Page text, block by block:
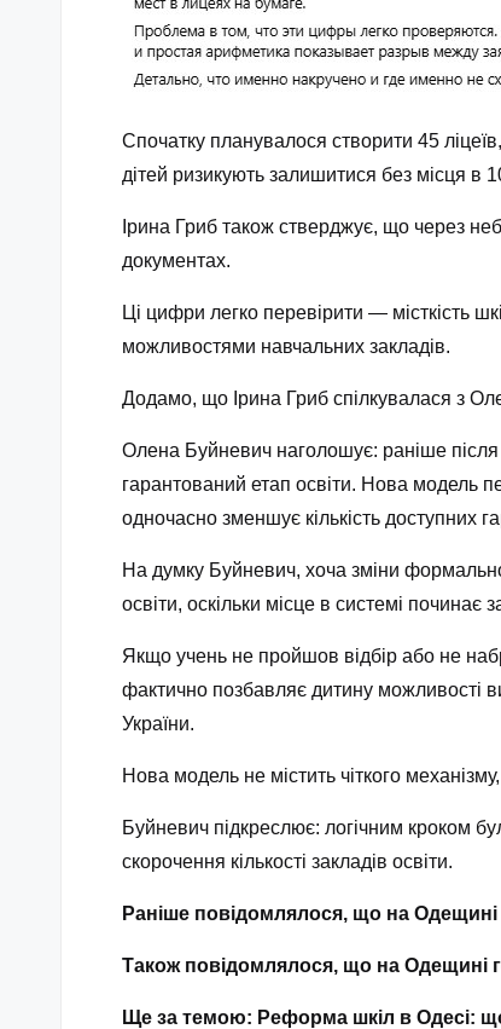
Спочатку планувалося створити 45
дітей ризикують залишитися без місця в
Ірина Гриб також стверджує, що через
документах.
Ці цифри легко перевірити — місткість
можливостями навчальних закладів.
Додамо, що Ірина Гриб спілкувалася з
Олена Буйневич наголошує: раніше
гарантований етап освіти. Нова модель
одночасно зменшує кількість доступних
На думку Буйневич, хоча зміни
освіти, оскільки місце в системі починає
Якщо учень не пройшов відбір або не
фактично позбавляє дитину можливості
України.
Нова модель не містить чіткого
Буйневич підкреслює: логічним кроком
скорочення кількості закладів освіти.
Раніше повідомлялося, що на
Також повідомлялося, що на Одещині
Ще за темою: Реформа шкіл в Одесі: